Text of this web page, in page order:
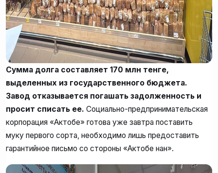
Сумма долга составляет 170 млн тенге,
выделенных из государственного бюджета.
Завод отказывается погашать задолженность и
просит списать ее. Социально-предпринимательская
корпорация «Актобе» готова уже завтра поставить
муку первого сорта, необходимо лишь предоставить
гарантийное письмо со стороны «Актобе нан».